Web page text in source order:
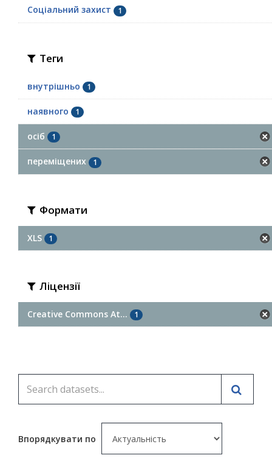
Соціальний захист 1
Теги
внутрішньо 1
наявного 1
осіб 1
переміщених 1
Формати
XLS 1
Ліцензії
Creative Commons At... 1
Впорядкувати по